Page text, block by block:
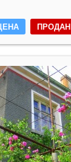
ПРОДАН